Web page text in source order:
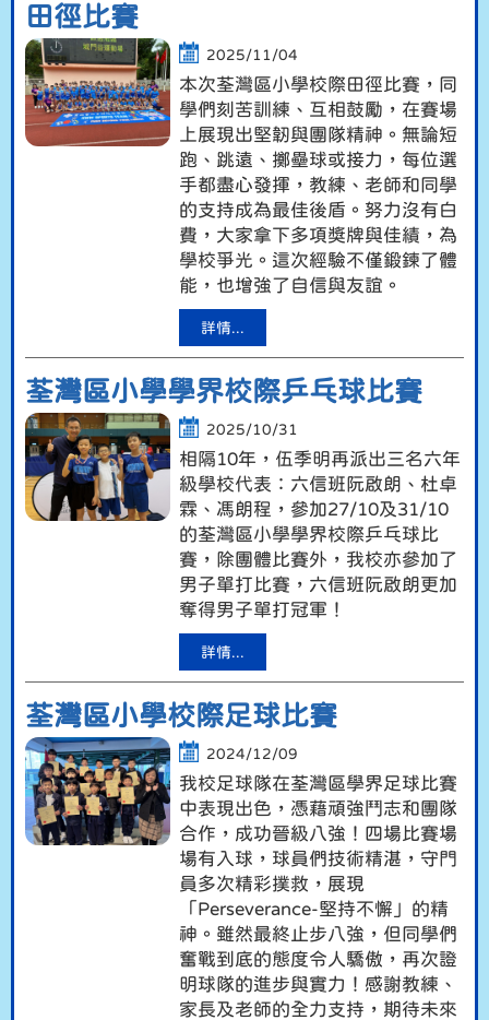
田徑比賽
2025/11/04
本次荃灣區小學校際田徑比賽，同
學們刻苦訓練、互相鼓勵，在賽場
上展現出堅韌與團隊精神。無論短
跑、跳遠、擲壘球或接力，每位選
手都盡心發揮，教練、老師和同學
的支持成為最佳後盾。努力沒有白
費，大家拿下多項獎牌與佳績，為
學校爭光。這次經驗不僅鍛鍊了體
能，也增強了自信與友誼。
詳情...
荃灣區小學學界校際乒乓球比賽
2025/10/31
相隔10年，伍季明再派出三名六年
級學校代表：六信班阮啟朗、杜卓
霖、馮朗程，參加27/10及31/10
的荃灣區小學學界校際乒乓球比
賽，除團體比賽外，我校亦參加了
男子單打比賽，六信班阮啟朗更加
奪得男子單打冠軍！
詳情...
荃灣區小學校際足球比賽
2024/12/09
我校足球隊在荃灣區學界足球比賽
中表現出色，憑藉頑強鬥志和團隊
合作 ，成功晉級八強！四場比賽場
場有入球，球員們技術精湛， 守門
員多次精彩撲救，展現
「Perseverance-堅持不懈」的精
神。雖然最終止步八強， 但同學們
奮戰到底的態度令人驕傲，再次證
明球隊的進步與實力！ 感謝教練、
家長及老師的全力支持，期待未來